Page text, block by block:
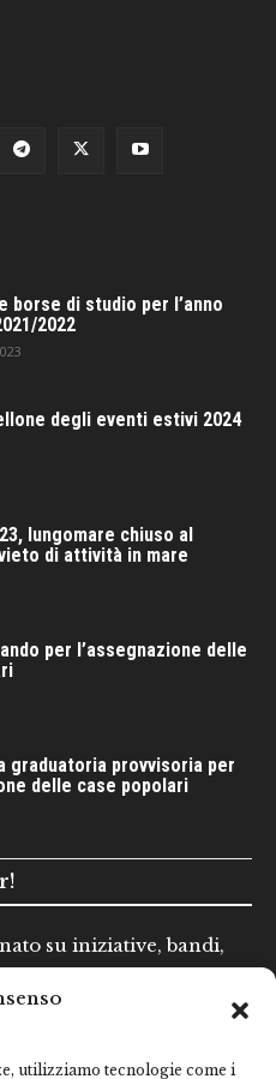
utilizziamo tecnologie come i
borse di studio per l’anno
2022
degli eventi estivi 2024
lungomare chiuso al
di attività in mare
per l’assegnazione delle
graduatoria provvisoria per
delle case popolari
su iniziative, bandi,